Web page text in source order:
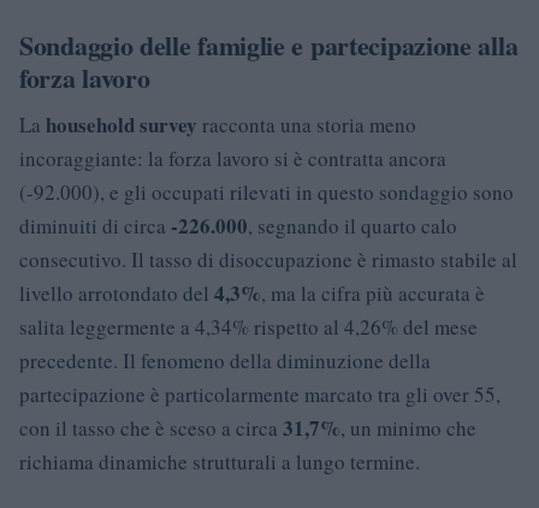
Sondaggio delle famiglie e partecipazione alla
forza lavoro
La household survey racconta una storia meno
incoraggiante: la forza lavoro si è contratta ancora
(-92.000), e gli occupati rilevati in questo sondaggio sono
diminuiti di circa -226.000, segnando il quarto calo
consecutivo. Il tasso di disoccupazione è rimasto stabile al
livello arrotondato del 4,3%, ma la cifra più accurata è
salita leggermente a 4,34% rispetto al 4,26% del mese
precedente. Il fenomeno della diminuzione della
partecipazione è particolarmente marcato tra gli over 55,
con il tasso che è sceso a circa 31,7%, un minimo che
richiama dinamiche strutturali a lungo termine.